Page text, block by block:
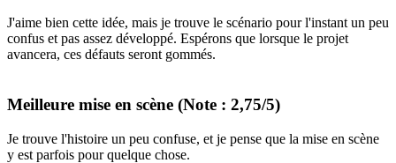
J'aime bien cette idée, mais je trouve le scénario pour l'instant un peu
confus et pas assez développé. Espérons que lorsque le projet
avancera, ces défauts seront gommés.
Meilleure mise en scène (Note : 2,75/5)
Je trouve l'histoire un peu confuse, et je pense que la mise en scène
y est parfois pour quelque chose.